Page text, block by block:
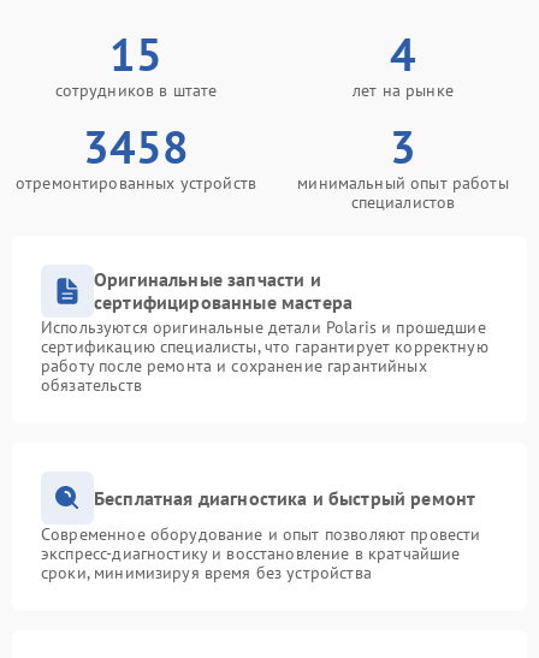
15
сотрудников в штате
4
лет на рынке
3458
отремонтированных устройств
3
минимальный опыт работы
специалистов
Оригинальные запчасти и
сертифицированные мастера
Используются оригинальные детали Polaris и прошедшие
сертификацию специалисты, что гарантирует корректную
работу после ремонта и сохранение гарантийных
обязательств
Бесплатная диагностика и быстрый ремонт
Современное оборудование и опыт позволяют провести
экспресс-диагностику и восстановление в кратчайшие
сроки, минимизируя время без устройства